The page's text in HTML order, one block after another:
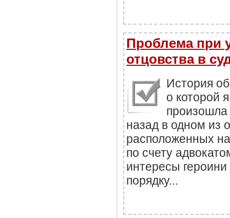
Проблема при
отцовства в
История
о которой
произошла
назад в одном из
расположенных
по счету
интересы
порядку...